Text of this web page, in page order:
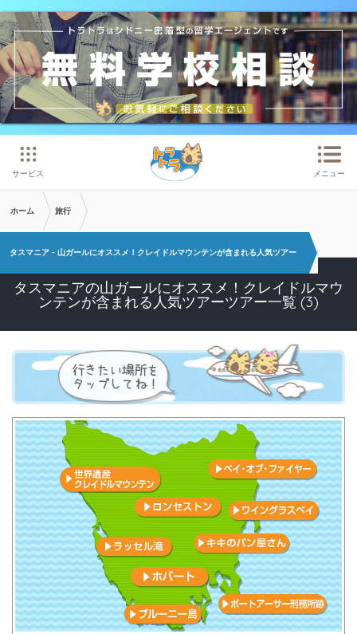
メインコンテンツへスキップ
サービス メニュー
ホーム 旅行
タスマニア - 山ガールにオススメ！クレイドルマウンテンが含まれる人気ツアー
タスマニアの山ガールにオススメ！クレイドルマウ
ンテンが含まれる人気ツアーツアー一覧 (3)